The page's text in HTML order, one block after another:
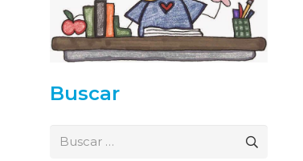
Buscar
Buscar: